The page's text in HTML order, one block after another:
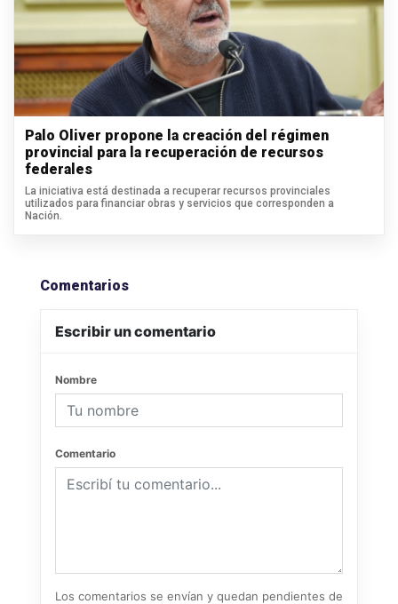
Palo Oliver propone la creación del régimen
provincial para la recuperación de recursos
federales
La iniciativa está destinada a recuperar recursos provinciales
utilizados para financiar obras y servicios que corresponden a
Nación.
Comentarios
Escribir un comentario
Nombre
Comentario
Los comentarios se envían y quedan pendientes de